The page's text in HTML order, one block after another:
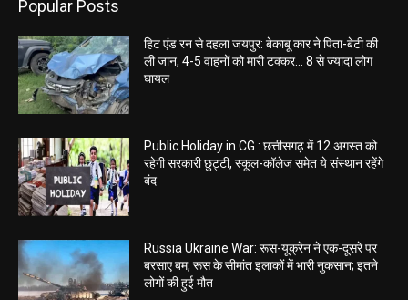
Popular Posts
हिट एंड रन से दहला जयपुर: बेकाबू कार ने पिता-बेटी की
ली जान, 4-5 वाहनों को मारी टक्कर… 8 से ज्यादा लोग
घायल
Public Holiday in CG : छत्तीसगढ़ में 12 अगस्त को
रहेगी सरकारी छुट्टी, स्कूल-कॉलेज समेत ये संस्थान रहेंगे
बंद
Russia Ukraine War: रूस-यूक्रेन ने एक-दूसरे पर
बरसाए बम, रूस के सीमांत इलाकों में भारी नुकसान; इतने
लोगों की हुई मौत